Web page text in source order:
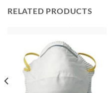
RELATED PRODUCTS